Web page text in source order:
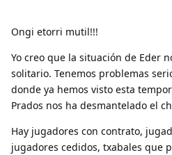
Ongi etorri mutil!!!
Yo creo que la situación de Eder
solitario. Tenemos problemas
donde ya hemos visto esta
Prados nos ha desmantelado el
Hay jugadores con contrato,
jugadores cedidos, txabales que